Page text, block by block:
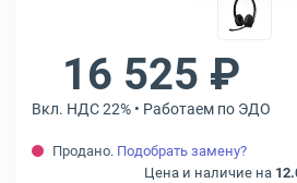
16 525 ₽
Вкл. НДС 22% • Работаем по ЭДО
Продано. Подобрать замену?
Цена и наличие на